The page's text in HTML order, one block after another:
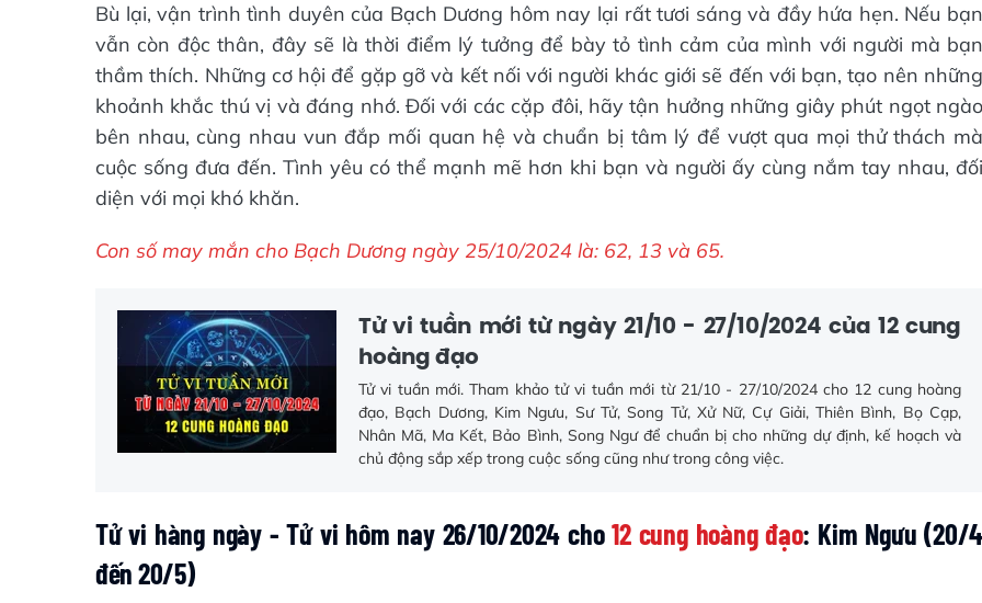
Bù lại, vận trình tình duyên của Bạch Dương hôm nay lại rất tươi sáng và đầy hứa hẹn. Nếu bạn
vẫn còn độc thân, đây sẽ là thời điểm lý tưởng để bày tỏ tình cảm của mình với người mà bạn
thầm thích. Những cơ hội để gặp gỡ và kết nối với người khác giới sẽ đến với bạn, tạo nên những
khoảnh khắc thú vị và đáng nhớ. Đối với các cặp đôi, hãy tận hưởng những giây phút ngọt ngào
bên nhau, cùng nhau vun đắp mối quan hệ và chuẩn bị tâm lý để vượt qua mọi thử thách mà
cuộc sống đưa đến. Tình yêu có thể mạnh mẽ hơn khi bạn và người ấy cùng nắm tay nhau, đối
diện với mọi khó khăn.
Con số may mắn cho Bạch Dương ngày 25/10/2024 là: 62, 13 và 65.
Tử vi tuần mới từ ngày 21/10 - 27/10/2024 của 12 cung
hoàng đạo
Tử vi tuần mới. Tham khảo tử vi tuần mới từ 21/10 - 27/10/2024 cho 12 cung hoàng
đạo, Bạch Dương, Kim Ngưu, Sư Tử, Song Tử, Xử Nữ, Cự Giải, Thiên Bình, Bọ Cạp,
Nhân Mã, Ma Kết, Bảo Bình, Song Ngư để chuẩn bị cho những dự định, kế hoạch và
chủ động sắp xếp trong cuộc sống cũng như trong công việc.
Tử vi hàng ngày - Tử vi hôm nay 26/10/2024 cho12 cung hoàng đạo: Kim Ngưu (20/4
đến 20/5)